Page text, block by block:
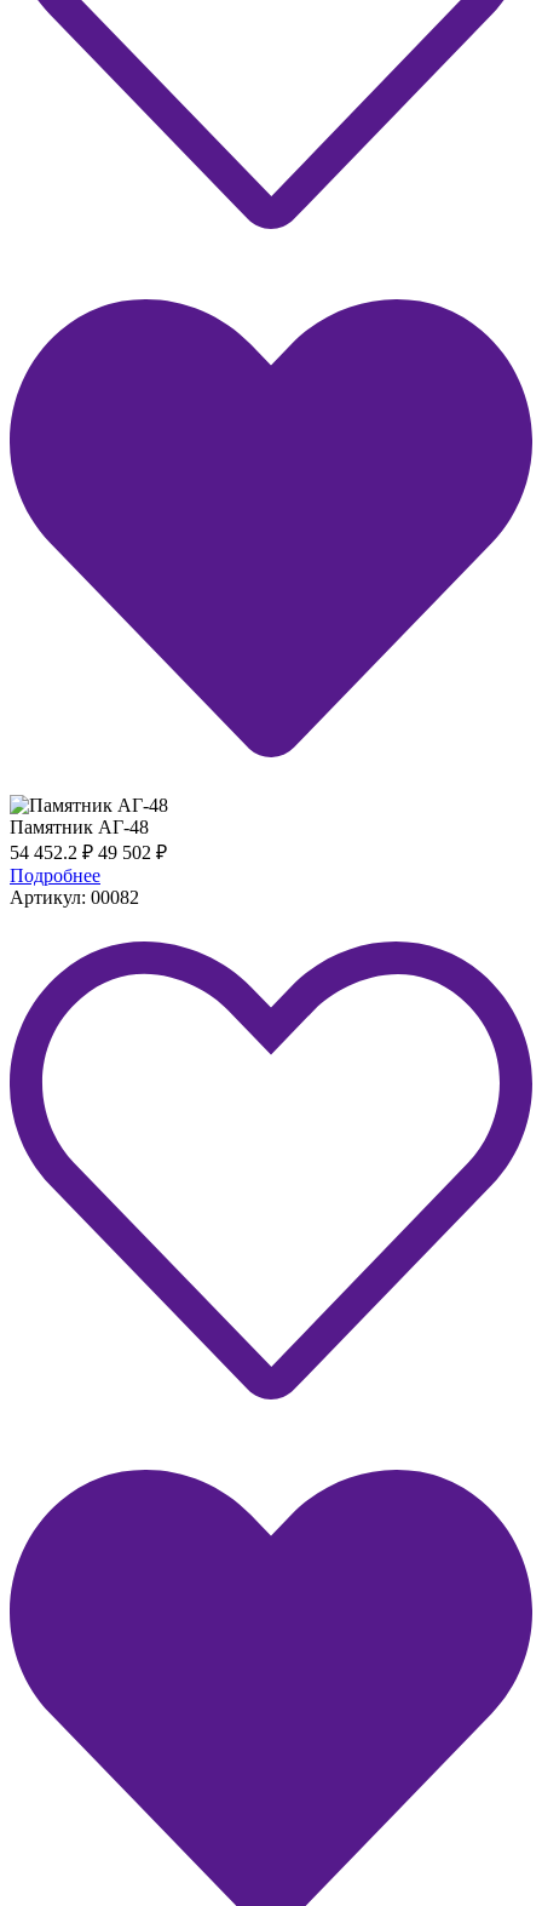
Памятник АГ-48
54 452.2 ₽ 49 502 ₽
Подробнее
Артикул: 00082